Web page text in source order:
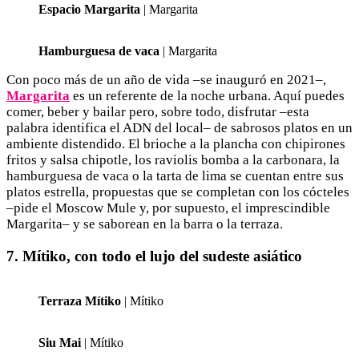
Espacio Margarita | Margarita
Hamburguesa de vaca | Margarita
Con poco más de un año de vida –se inauguró en 2021–,
Margarita es un referente de la noche urbana. Aquí puedes
comer, beber y bailar pero, sobre todo, disfrutar –esta
palabra identifica el ADN del local– de sabrosos platos en un
ambiente distendido. El brioche a la plancha con chipirones
fritos y salsa chipotle, los raviolis bomba a la carbonara, la
hamburguesa de vaca o la tarta de lima se cuentan entre sus
platos estrella, propuestas que se completan con los cócteles
–pide el Moscow Mule y, por supuesto, el imprescindible
Margarita– y se saborean en la barra o la terraza.
7. Mítiko, con todo el lujo del sudeste asiático
Terraza Mítiko | Mítiko
Siu Mai | Mítiko